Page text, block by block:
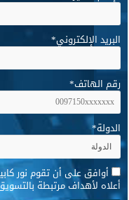
البريد الإلكتروني*
رقم الهاتف*
الدولة*
* أوافق على أن تقوم نور
أعلاه لأهداف مرتبطة